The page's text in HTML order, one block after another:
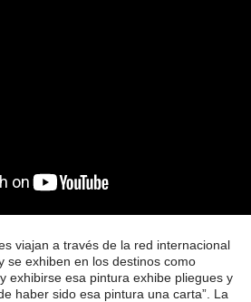
viajan a través de la red internacional
se exhiben en los destinos como
exhibirse esa pintura exhibe pliegues y
haber sido esa pintura una carta”. La